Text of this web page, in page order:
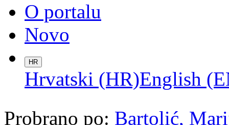
O portalu
Novo
HR
Hrvatski (HR)English
Probrano po: Bartolić,